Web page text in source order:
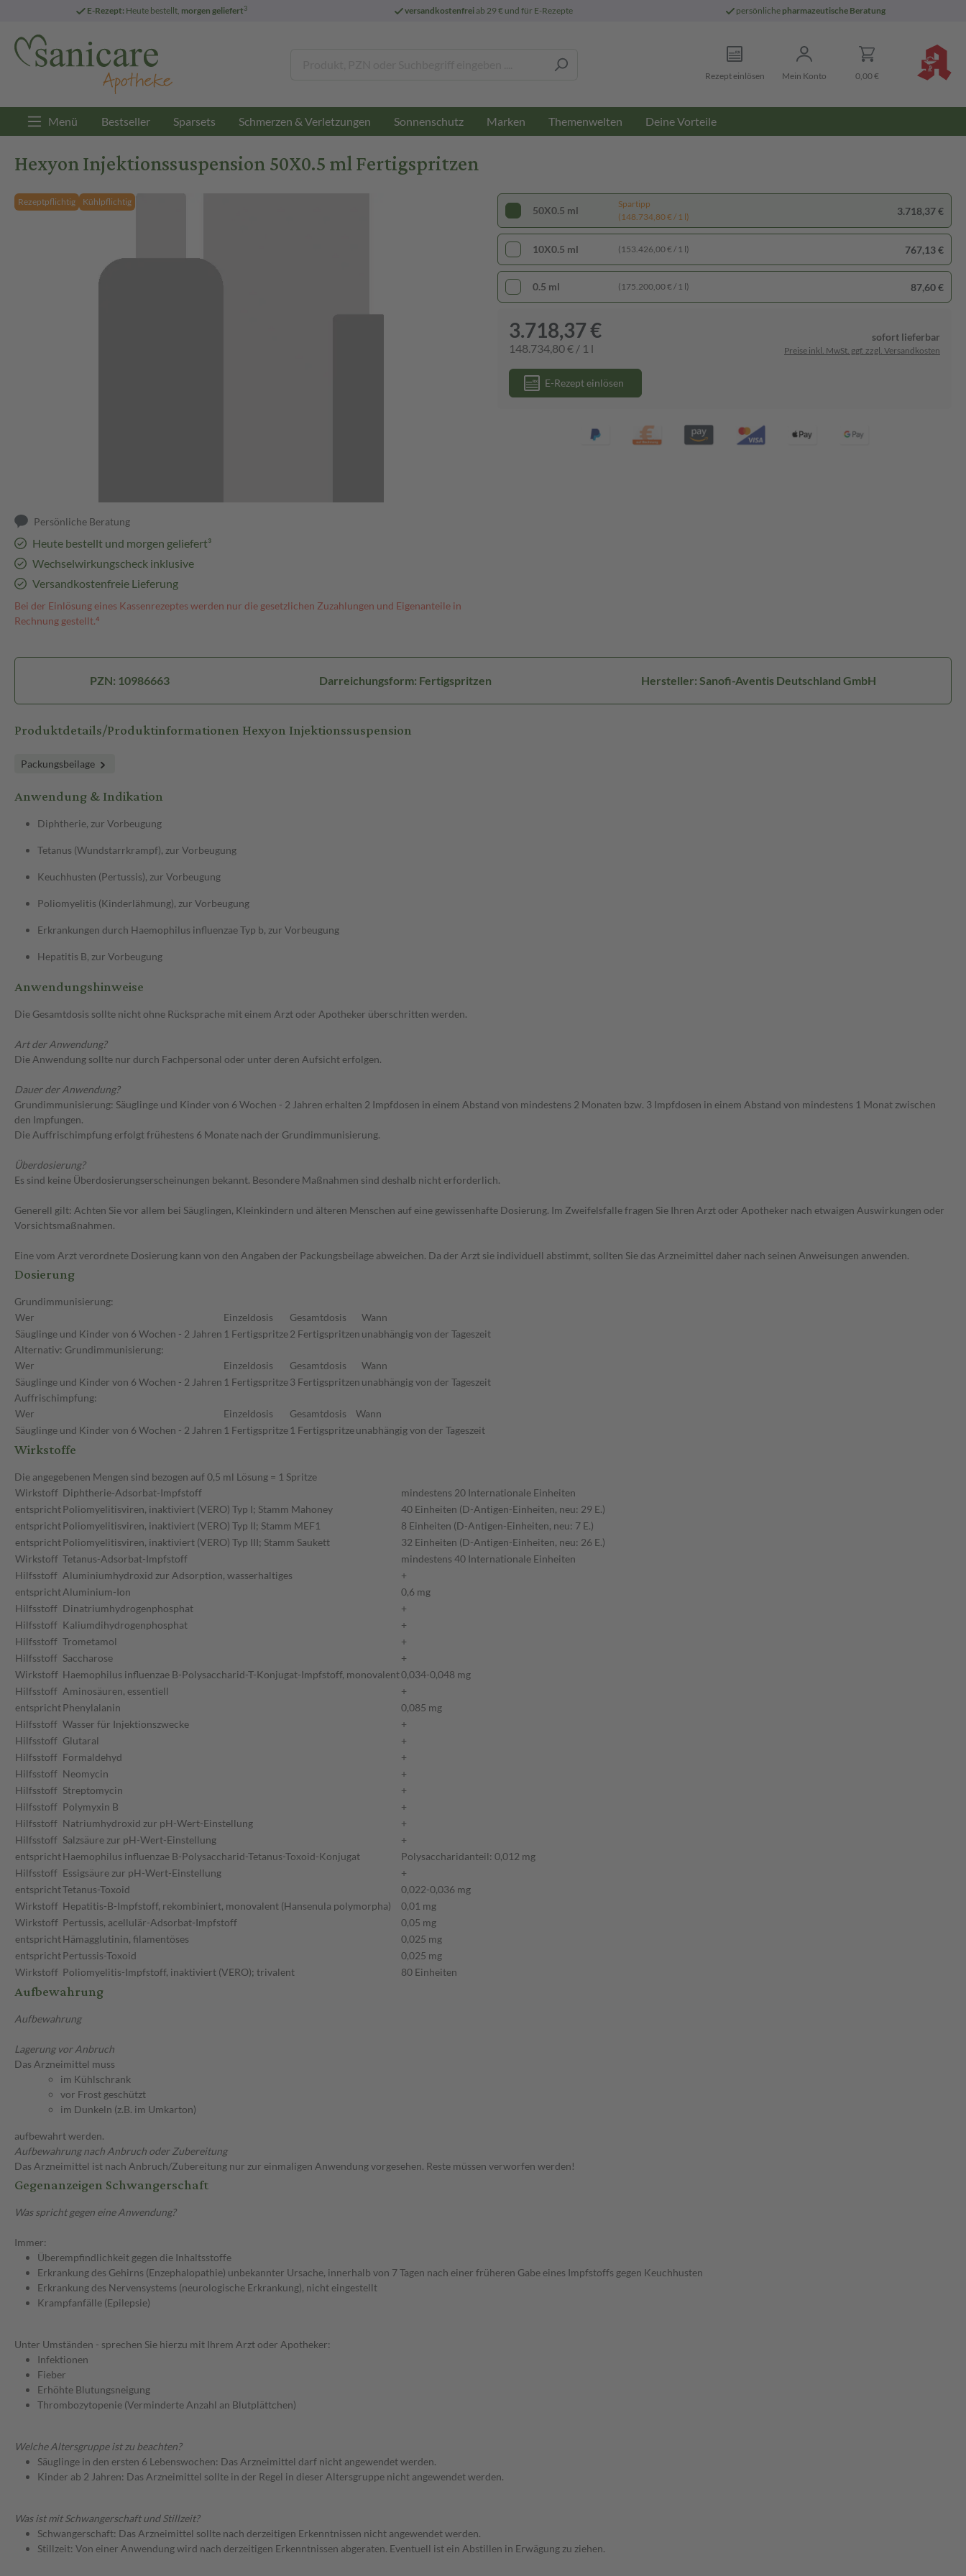
E-Rezept: Heute bestellt, morgen geliefert3 versandkostenfreiab 29 € und für E-Rezepte persönliche pharmazeutische Beratung
Rezept einlösen Mein Konto 0,00 €
Menü Bestseller Sparsets Schmerzen & Verletzungen Sonnenschutz Marken Themenwelten Deine Vorteile
Hexyon Injektionssuspension 50X0.5 ml Fertigspritzen
Rezeptpflichtig Kühlpflichtig
Persönliche Beratung
Heute bestellt und morgen geliefert³
Wechselwirkungscheck inklusive
Versandkostenfreie Lieferung
Bei der Einlösung eines Kassenrezeptes werden nur die gesetzlichen Zuzahlungen und Eigenanteile in
Rechnung gestellt.⁴
50X0.5 ml
Spartipp
(148.734,80 € / 1 l)
3.718,37 €
10X0.5 ml (153.426,00 € / 1 l) 767,13 €
0.5 ml (175.200,00 € / 1 l) 87,60 €
3.718,37 €
148.734,80 € / 1 l
sofort lieferbar
Preise inkl. MwSt. ggf. zzgl. Versandkosten
E-Rezept einlösen
PZN: 10986663 Darreichungsform: Fertigspritzen Hersteller: Sanofi-Aventis Deutschland GmbH
Produktdetails/Produktinformationen Hexyon Injektionssuspension
Packungsbeilage
Anwendung & Indikation
Diphtherie, zur Vorbeugung
Tetanus (Wundstarrkrampf), zur Vorbeugung
Keuchhusten (Pertussis), zur Vorbeugung
Poliomyelitis (Kinderlähmung), zur Vorbeugung
Erkrankungen durch Haemophilus influenzae Typ b, zur Vorbeugung
Hepatitis B, zur Vorbeugung
Anwendungshinweise
Die Gesamtdosis sollte nicht ohne Rücksprache mit einem Arzt oder Apotheker überschritten werden.
Art der Anwendung?
Die Anwendung sollte nur durch Fachpersonal oder unter deren Aufsicht erfolgen.
Dauer der Anwendung?
Grundimmunisierung: Säuglinge und Kinder von 6 Wochen - 2 Jahren erhalten 2 Impfdosen in einem Abstand von mindestens 2 Monaten bzw. 3 Impfdosen in einem Abstand von mindestens 1 Monat zwischen
den Impfungen.
Die Auffrischimpfung erfolgt frühestens 6 Monate nach der Grundimmunisierung.
Überdosierung?
Es sind keine Überdosierungserscheinungen bekannt. Besondere Maßnahmen sind deshalb nicht erforderlich.
Generell gilt: Achten Sie vor allem bei Säuglingen, Kleinkindern und älteren Menschen auf eine gewissenhafte Dosierung. Im Zweifelsfalle fragen Sie Ihren Arzt oder Apotheker nach etwaigen Auswirkungen oder
Vorsichtsmaßnahmen.
Eine vom Arzt verordnete Dosierung kann von den Angaben der Packungsbeilage abweichen. Da der Arzt sie individuell abstimmt, sollten Sie das Arzneimittel daher nach seinen Anweisungen anwenden.
Dosierung
Grundimmunisierung:
Wer
Einzeldosis Gesamtdosis
Wann
Säuglinge und Kinder von 6 Wochen - 2 Jahren 1 Fertigspritze2 Fertigspritzen unabhängig von der Tageszeit
Alternativ: Grundimmunisierung:
Wer
Einzeldosis Gesamtdosis
Wann
Säuglinge und Kinder von 6 Wochen - 2 Jahren 1 Fertigspritze3 Fertigspritzen unabhängig von der Tageszeit
Auffrischimpfung:
Wer
Einzeldosis Gesamtdosis
Wann
Säuglinge und Kinder von 6 Wochen - 2 Jahren 1 Fertigspritze 1 Fertigspritzeunabhängig von der Tageszeit
Wirkstoffe
Die angegebenen Mengen sind bezogen auf 0,5 ml Lösung = 1 Spritze
Wirkstoff Diphtherie-Adsorbat-Impfstoff
mindestens 20 Internationale Einheiten
entsprichtPoliomyelitisviren, inaktiviert (VERO) Typ I; Stamm Mahoney
40 Einheiten (D-Antigen-Einheiten, neu: 29 E.)
entsprichtPoliomyelitisviren, inaktiviert (VERO) Typ II; Stamm MEF1
8 Einheiten (D-Antigen-Einheiten, neu: 7 E.)
entsprichtPoliomyelitisviren, inaktiviert (VERO) Typ III; Stamm Saukett
32 Einheiten (D-Antigen-Einheiten, neu: 26 E.)
Wirkstoff Tetanus-Adsorbat-Impfstoff
mindestens 40 Internationale Einheiten
Hilfsstoff Aluminiumhydroxid zur Adsorption, wasserhaltiges
+
entsprichtAluminium-Ion
0,6 mg
Hilfsstoff Dinatriumhydrogenphosphat
+
Hilfsstoff Kaliumdihydrogenphosphat
+
Hilfsstoff Trometamol
+
Hilfsstoff Saccharose
+
Wirkstoff Haemophilus influenzae B-Polysaccharid-T-Konjugat-Impfstoff, monovalent0,034-0,048 mg
Hilfsstoff Aminosäuren, essentiell
+
entsprichtPhenylalanin
0,085 mg
Hilfsstoff Wasser für Injektionszwecke
+
Hilfsstoff Glutaral
+
Hilfsstoff Formaldehyd
+
Hilfsstoff Neomycin
+
Hilfsstoff Streptomycin
+
Hilfsstoff Polymyxin B
+
Hilfsstoff Natriumhydroxid zur pH-Wert-Einstellung
+
Hilfsstoff Salzsäure zur pH-Wert-Einstellung
+
entsprichtHaemophilus influenzae B-Polysaccharid-Tetanus-Toxoid-Konjugat
Polysaccharidanteil: 0,012 mg
Hilfsstoff Essigsäure zur pH-Wert-Einstellung
+
entsprichtTetanus-Toxoid
0,022-0,036 mg
Wirkstoff Hepatitis-B-Impfstoff, rekombiniert, monovalent (Hansenula polymorpha)
0,01 mg
Wirkstoff Pertussis, acellulär-Adsorbat-Impfstoff
0,05 mg
entsprichtHämagglutinin, filamentöses
0,025 mg
entsprichtPertussis-Toxoid
0,025 mg
Wirkstoff Poliomyelitis-Impfstoff, inaktiviert (VERO); trivalent 80 Einheiten
Aufbewahrung
Aufbewahrung
Lagerung vor Anbruch
Das Arzneimittel muss
im Kühlschrank
vor Frost geschützt
im Dunkeln (z.B. im Umkarton)
aufbewahrt werden.
Aufbewahrung nach Anbruch oder Zubereitung
Das Arzneimittel ist nach Anbruch/Zubereitung nur zur einmaligen Anwendung vorgesehen. Reste müssen verworfen werden!
Gegenanzeigen Schwangerschaft
Was spricht gegen eine Anwendung?
Immer:
Überempfindlichkeit gegen die Inhaltsstoffe
Erkrankung des Gehirns (Enzephalopathie) unbekannter Ursache, innerhalb von 7 Tagen nach einer früheren Gabe eines Impfstoffs gegen Keuchhusten
Erkrankung des Nervensystems (neurologische Erkrankung), nicht eingestellt
Krampfanfälle (Epilepsie)
Unter Umständen - sprechen Sie hierzu mit Ihrem Arzt oder Apotheker:
Infektionen
Fieber
Erhöhte Blutungsneigung
Thrombozytopenie (Verminderte Anzahl an Blutplättchen)
Welche Altersgruppe ist zu beachten?
Säuglinge in den ersten 6 Lebenswochen: Das Arzneimittel darf nicht angewendet werden.
Kinder ab 2 Jahren: Das Arzneimittel sollte in der Regel in dieser Altersgruppe nicht angewendet werden.
Was ist mit Schwangerschaft und Stillzeit?
Schwangerschaft: Das Arzneimittel sollte nach derzeitigen Erkenntnissen nicht angewendet werden.
Stillzeit: Von einer Anwendung wird nach derzeitigen Erkenntnissen abgeraten. Eventuell ist ein Abstillen in Erwägung zu ziehen.